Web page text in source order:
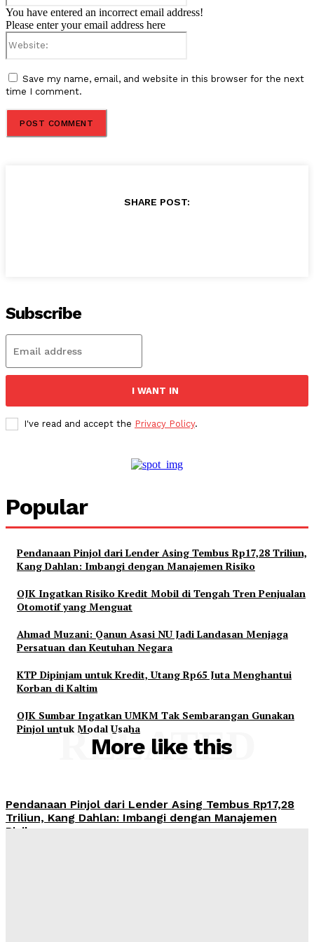
You have entered an incorrect email address!
Please enter your email address here
Save my name, email, and website in this browser for the next
time I comment.
SHARE POST:
Subscribe
I WANT IN
I've read and accept the Privacy Policy.
Popular
Pendanaan Pinjol dari Lender Asing Tembus Rp17,28 Triliun,
Kang Dahlan: Imbangi dengan Manajemen Risiko
OJK Ingatkan Risiko Kredit Mobil di Tengah Tren Penjualan
Otomotif yang Menguat
Ahmad Muzani: Qanun Asasi NU Jadi Landasan Menjaga
Persatuan dan Keutuhan Negara
KTP Dipinjam untuk Kredit, Utang Rp65 Juta Menghantui
Korban di Kaltim
OJK Sumbar Ingatkan UMKM Tak Sembarangan Gunakan
Pinjol untuk Modal Usaha
More like this
RELATED
Pendanaan Pinjol dari Lender Asing Tembus Rp17,28
Triliun, Kang Dahlan: Imbangi dengan Manajemen
Risiko